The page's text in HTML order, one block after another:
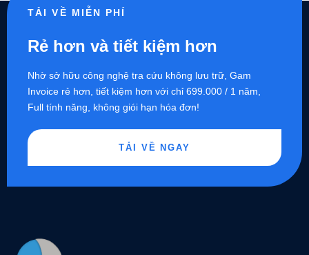
TẢI VỀ MIỄN PHÍ
Rẻ hơn và tiết kiệm hơn
Nhờ sở hữu công nghệ tra cứu không lưu trữ, Gam
Invoice rẻ hơn, tiết kiệm hơn với chỉ 699.000 / 1 năm,
Full tính năng, không giói hạn hóa đơn!
TẢI VỀ NGAY